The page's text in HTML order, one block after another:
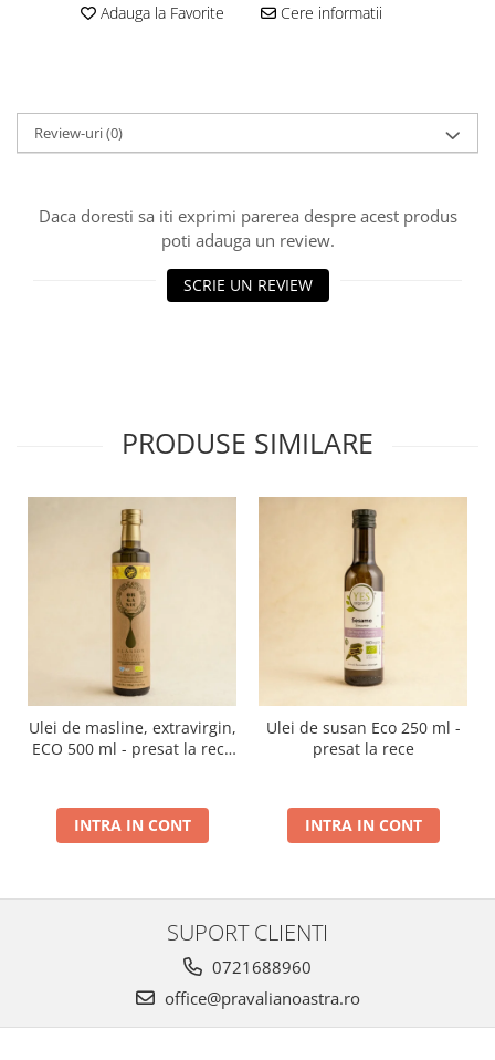
Adauga la Favorite Cere informatii
Review-uri(0)
Daca doresti sa iti exprimi parerea despre acest produs
poti adauga un review.
SCRIE UN REVIEW
PRODUSE SIMILARE
Ulei de masline, extravirgin,
ECO 500 ml - presat la rece
INTRA IN CONT
Ulei de susan Eco 250 ml -
presat la rece
INTRA IN CONT
SUPORT CLIENTI
0721688960
office@pravalianoastra.ro